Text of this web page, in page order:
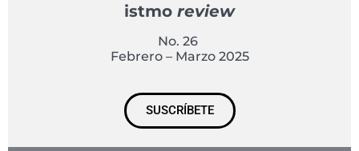
istmo review
No. 26
Febrero – Marzo 2025
SUSCRÍBETE